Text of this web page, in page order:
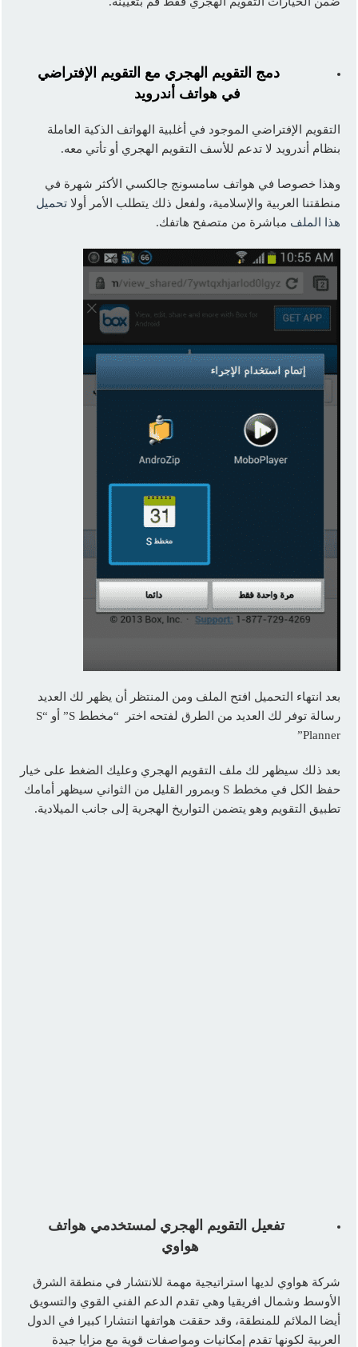
دمج التقويم الهجري مع التقويم الإفتراضي
في هواتف أندرويد
التقويم الإفتراضي الموجود في أغلبية الهواتف الذكية العاملة
بنظام أندرويد لا تدعم للأسف التقويم الهجري أو تأتي معه.
وهذا خصوصا في هواتف سامسونج جالكسي الأكثر شهرة في
منطقتنا العربية والإسلامية، ولفعل ذلك يتطلب الأمر أولاتحميل
هذا الملف مباشرة من متصفح هاتفك.
بعد انتهاء التحميل افتح الملف ومن المنتظر أن يظهر لك العديد
رسالة توفر لك العديد من الطرق لفتحه اختر “مخطط S” أو “S
Planner”
بعد ذلك سيظهر لك ملف التقويم الهجري وعليك الضغط على خيار
حفظ الكل في مخطط S وبمرور القليل من الثواني سيظهر أمامك
تطبيق التقويم وهو يتضمن التواريخ الهجرية إلى جانب الميلادية.
تفعيل التقويم الهجري لمستخدمي هواتف
هواوي
شركة هواوي لديها استراتيجية مهمة للانتشار في منطقة الشرق
الأوسط وشمال افريقيا وهي تقدم الدعم الفني القوي والتسويق
أيضا الملائم للمنطقة، وقد حققت هواتفها انتشارا كبيرا في الدول
العربية لكونها تقدم إمكانيات ومواصفات قوية مع مزايا جيدة